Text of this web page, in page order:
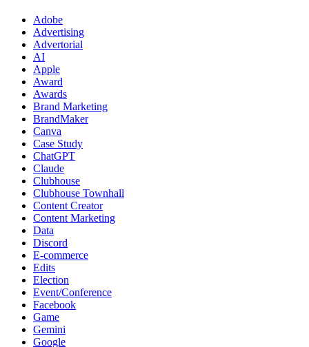
Adobe
Advertising
Advertorial
AI
Apple
Award
Awards
Brand Marketing
BrandMaker
Canva
Case Study
ChatGPT
Claude
Clubhouse
Clubhouse Townhall
Content Creator
Content Marketing
Data
Discord
E-commerce
Edits
Election
Event/Conference
Facebook
Game
Gemini
Google